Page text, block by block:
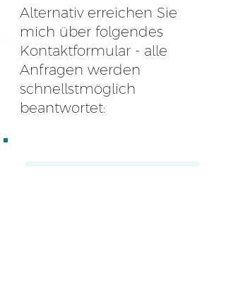
Anwalt Strafrecht Mannheim
Alternativ erreichen Sie
mich über folgendes
Kontaktformular - alle
Anfragen werden
schnellstmöglich
beantwortet: